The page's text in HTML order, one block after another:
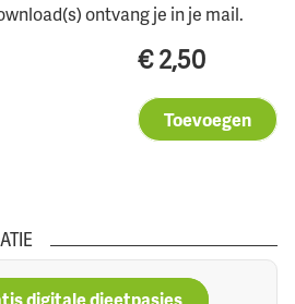
ontvang je in je mail.
€2,50
Toevoegen